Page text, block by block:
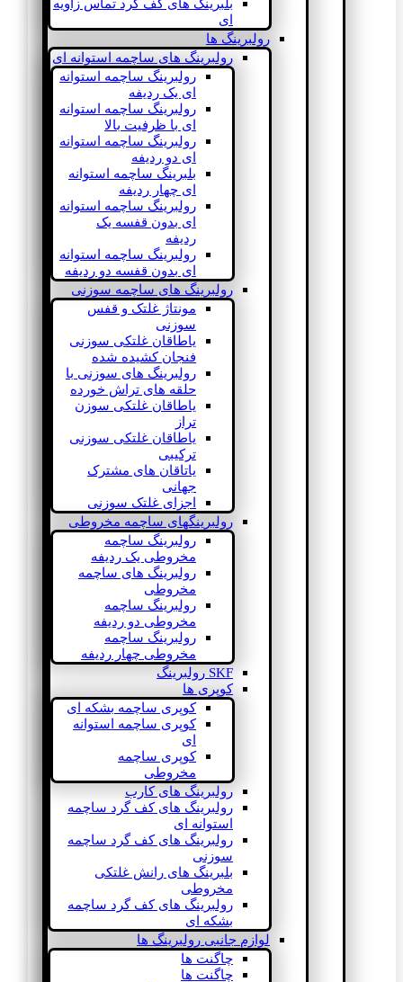
بلبرینگ های کف گرد تماس زاویه
ای
رولبرینگ ها
رولبرینگ های ساچمه استوانه ای
رولبرینگ ساچمه استوانه
ای یک ردیفه
رولبرینگ ساچمه استوانه
ای با ظرفیت بالا
رولبرینگ ساچمه استوانه
ای دو ردیفه
بلبرینگ ساچمه استوانه
ای چهار ردیفه
رولبرینگ ساچمه استوانه
ای بدون قفسه یک
ردیفه
رولبرینگ ساچمه استوانه
ای بدون قفسه دو ردیفه
رولبرینگ های ساچمه سوزنی
مونتاژ غلتک و قفس
سوزنی
یاطاقان غلتکی سوزنی
فنجان کشیده شده
رولبرینگ های سوزنی با
حلقه های تراش خورده
یاطاقان غلتکی سوزن
تراز
یاطاقان غلتکی سوزنی
ترکیبی
یاتاقان های مشترک
جهانی
اجزای غلتک سوزنی
رولبرینگهای ساچمه مخروطی
رولبرینگ ساچمه
مخروطی یک ردیفه
رولبرینگ های ساچمه
مخروطی
رولبرینگ ساچمه
مخروطی دو ردیفه
رولبرینگ ساچمه
مخروطی چهار ردیفه
SKF رولبرینگ
کوپری ها
کوپری ساچمه بشکه ای
کوپری ساچمه استوانه
ای
کوپری ساچمه
مخروطی
رولبرینگ های کارب
رولبرینگ های کف گرد ساچمه
استوانه ای
رولبرینگ های کف گرد ساچمه
سوزنی
بلبرینگ های رانش غلتکی
مخروطی
رولبرینگ های کف گرد ساچمه
بشکه ای
لوازم جانبی رولبرینگ ها
چاگنت ها
چاگنت ها